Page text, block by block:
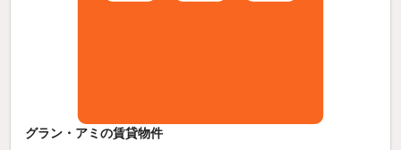
グラン・アミの賃貸物件